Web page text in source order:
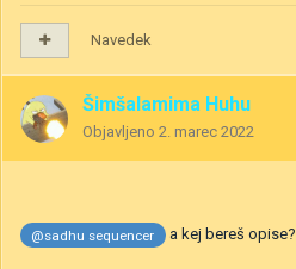
Navedek
Šimšalamima Huhu
Objavljeno 2. marec 2022
@sadhu sequencer a kej bereš opise?